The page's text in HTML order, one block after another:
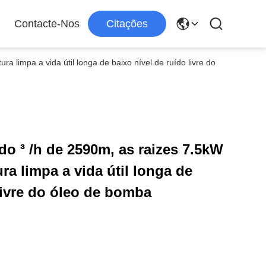
Contacte-Nos Citações
limpa a vida útil longa de baixo nível de ruído livre do
³ /h de 2590m, as raizes 7.5kW
limpa a vida útil longa de
do óleo de bomba